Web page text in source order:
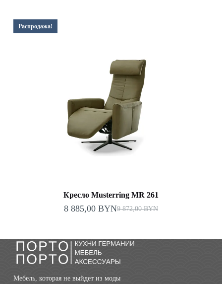
Распродажа!
Кресло Musterring MR 261
9 872,00BYN
Первоначальная
9
8 885,00 BYNТекущая
885,00 BYN.
Мебель, которая не выйдет из моды